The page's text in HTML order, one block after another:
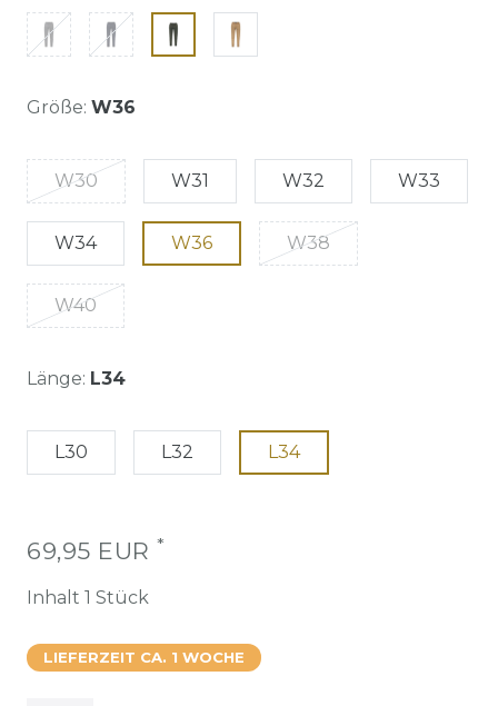
Größe: W36
W30 W31 W32 W33
W34 W36 W38
W40
Länge: L34
L30 L32 L34
69,95 EUR *
Inhalt 1 Stück
LIEFERZEIT CA. 1 WOCHE